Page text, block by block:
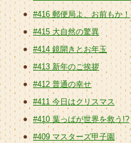
#416 郵便局よ、お前もか！
#415 大自然の驚異
#414 鏡開きとお年玉
#413 新年のご挨拶
#412 普通の幸せ
#411 今日はクリスマス
#410 葉っぱが世界を救う!?
#409 マスターズ甲子園